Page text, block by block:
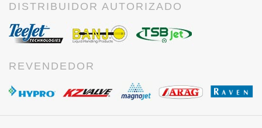
DISTRIBUIDOR AUTORIZADO
REVENDEDOR